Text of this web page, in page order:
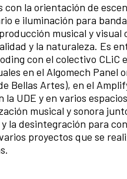
la orientación de
e iluminación para
musical y
y la naturaleza. Es
con el colectivo CLiC
en el Algomech Panel
Bellas Artes), en el
UDE y en varios
musical y sonora
la desintegración para
proyectos que se